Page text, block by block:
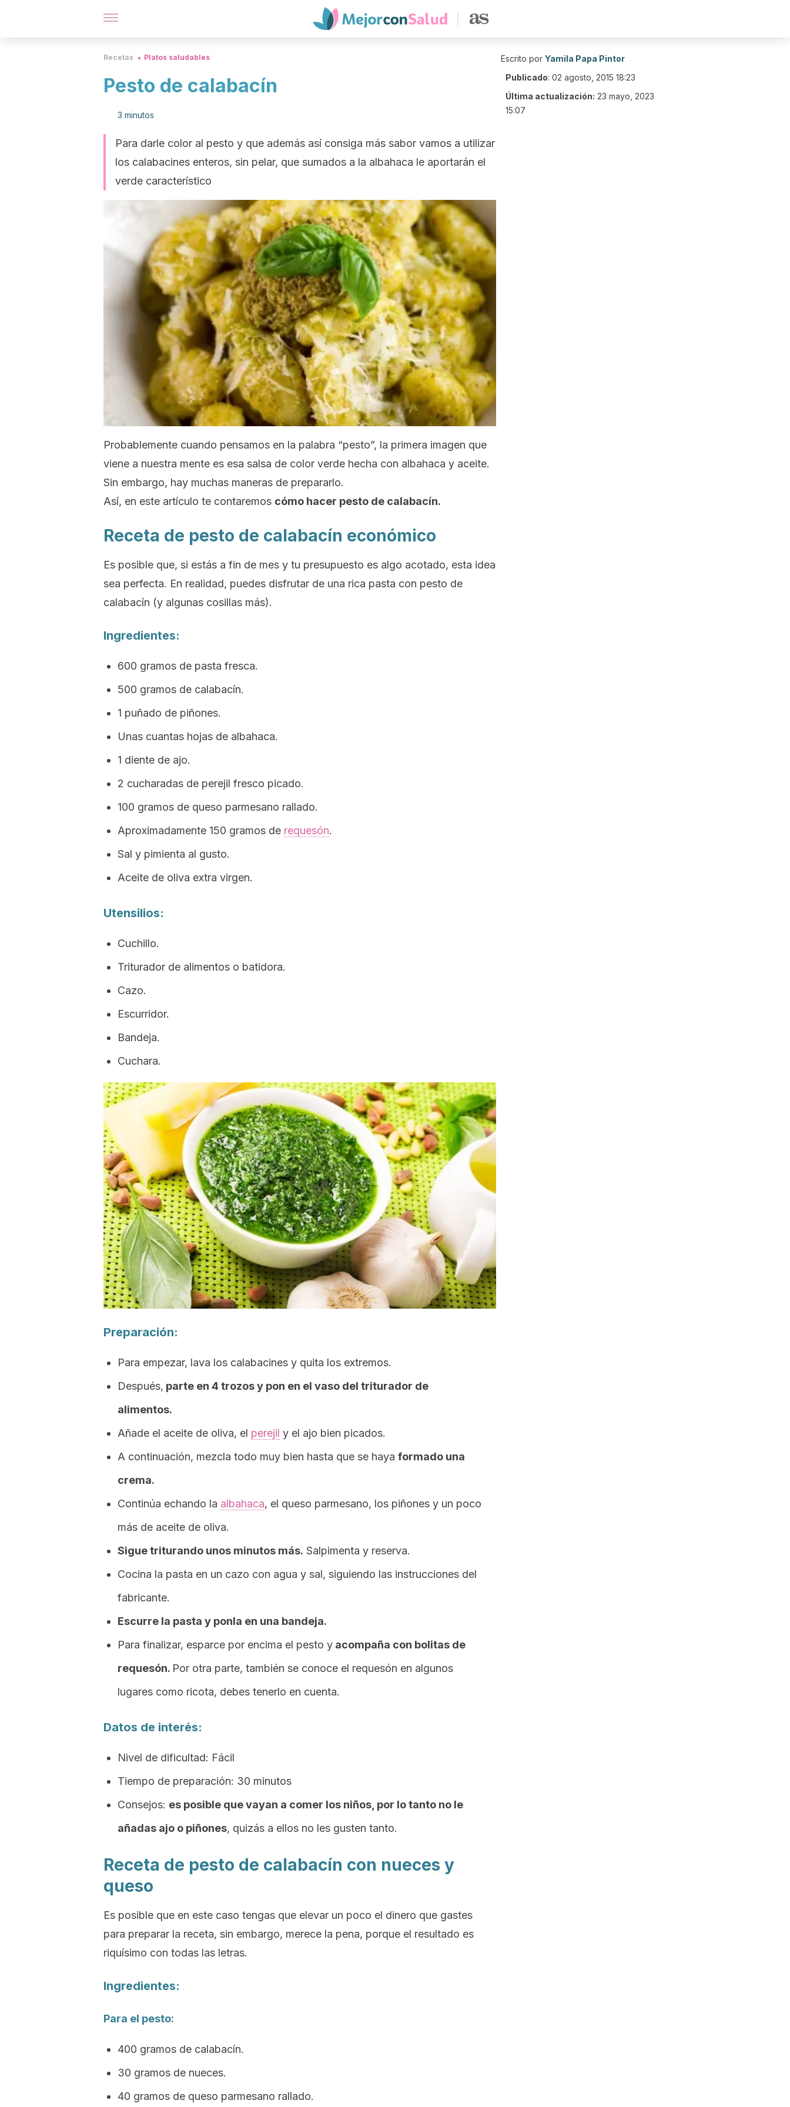
Recetas Platos saludables
Pesto de calabacín
3 minutos
Para darle color al pesto y que además así consiga más sabor vamos a utilizar
los calabacines enteros, sin pelar, que sumados a la albahaca le aportarán el
verde característico
Probablemente cuando pensamos en la palabra “pesto”, la primera imagen que
viene a nuestra mente es esa salsa de color verde hecha con albahaca y aceite.
Sin embargo, hay muchas maneras de prepararlo.
Así, en este artículo te contaremos cómo hacer pesto de calabacín.
Receta de pesto de calabacín económico
Es posible que, si estás a fin de mes y tu presupuesto es algo acotado, esta idea
sea perfecta. En realidad, puedes disfrutar de una rica pasta con pesto de
calabacín (y algunas cosillas más).
Ingredientes:
600 gramos de pasta fresca.
500 gramos de calabacín.
1 puñado de piñones.
Unas cuantas hojas de albahaca.
1 diente de ajo.
2 cucharadas de perejil fresco picado.
100 gramos de queso parmesano rallado.
Aproximadamente 150 gramos de requesón.
Sal y pimienta al gusto.
Aceite de oliva extra virgen.
Utensilios:
Cuchillo.
Triturador de alimentos o batidora.
Cazo.
Escurridor.
Bandeja.
Cuchara.
Preparación:
Para empezar, lava los calabacines y quita los extremos.
Después, parte en 4 trozos y pon en el vaso del triturador de
alimentos.
Añade el aceite de oliva, el perejil y el ajo bien picados.
A continuación, mezcla todo muy bien hasta que se haya formado una
crema.
Continúa echando la albahaca, el queso parmesano, los piñones y un poco
más de aceite de oliva.
Sigue triturando unos minutos más. Salpimenta y reserva.
Cocina la pasta en un cazo con agua y sal, siguiendo las instrucciones del
fabricante.
Escurre la pasta y ponla en una bandeja.
Para finalizar, esparce por encima el pesto y acompaña con bolitas de
requesón. Por otra parte, también se conoce el requesón en algunos
lugares como ricota, debes tenerlo en cuenta.
Datos de interés:
Nivel de dificultad: Fácil
Tiempo de preparación: 30 minutos
Consejos: es posible que vayan a comer los niños, por lo tanto no le
añadas ajo o piñones, quizás a ellos no les gusten tanto.
Receta de pesto de calabacín con nueces y
queso
Es posible que en este caso tengas que elevar un poco el dinero que gastes
para preparar la receta, sin embargo, merece la pena, porque el resultado es
riquísimo con todas las letras.
Ingredientes:
Para el pesto:
400 gramos de calabacín.
30 gramos de nueces.
40 gramos de queso parmesano rallado.
Escrito por Yamila Papa Pintor
Publicado: 02 agosto, 2015 18:23
Última actualización: 23 mayo, 2023
15:07